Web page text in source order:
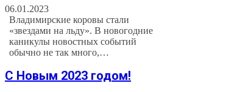
06.01.2023
Владимирские коровы стали
«звездами на льду». В новогодние
каникулы новостных событий
обычно не так много,…
С Новым 2023 годом!